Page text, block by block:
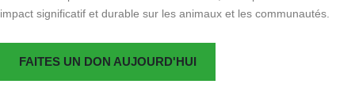
impact significatif et durable sur les animaux et les communautés.
FAITES UN DON AUJOURD'HUI